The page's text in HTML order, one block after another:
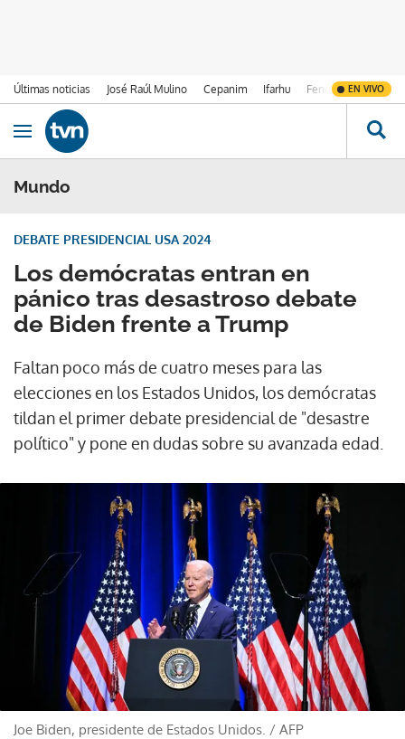
Últimas noticias José Raúl Mulino Cepanim Ifarhu Fenómeno de El
EN VIVO
Ir al contenido
Obrir navegació
Mundo
Los demócratas entran en
pánico tras desastroso debate
de Biden frente a Trump
DEBATE PRESIDENCIAL USA 2024
Faltan poco más de cuatro meses para las
elecciones en los Estados Unidos, los demócratas
tildan el primer debate presidencial de "desastre
político" y pone en dudas sobre su avanzada edad.
Joe Biden, presidente de Estados Unidos. / AFP